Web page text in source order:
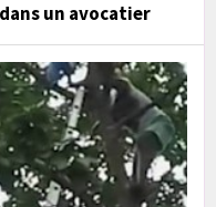
un avocatier